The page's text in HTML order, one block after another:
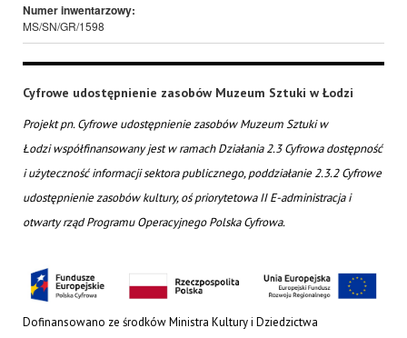
Numer inwentarzowy:
MS/SN/GR/1598
Cyfrowe udostępnienie zasobów Muzeum Sztuki w Łodzi
Projekt pn. Cyfrowe udostępnienie zasobów Muzeum Sztuki w
Łodzi współfinansowany jest w ramach Działania 2.3 Cyfrowa dostępność
i użyteczność informacji sektora publicznego, poddziałanie 2.3.2 Cyfrowe
udostępnienie zasobów kultury, oś priorytetowa II E-administracja i
otwarty rząd Programu Operacyjnego Polska Cyfrowa.
Dofinansowano ze środków Ministra Kultury i Dziedzictwa